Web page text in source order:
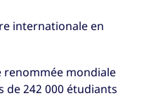
internationale en
renommée mondiale
de 242 000 étudiants